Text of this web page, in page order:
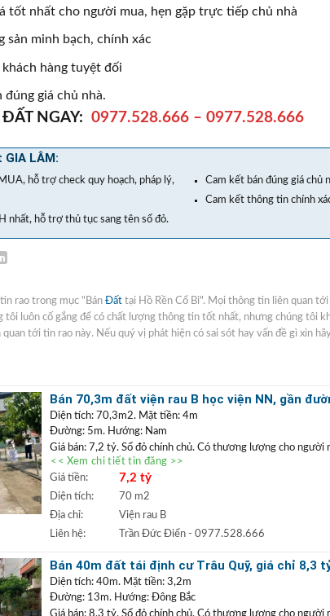
tốt nhất cho người mua, hẹn gặp trực tiếp chủ nhà
sản minh bạch, chính xác
hàng tuyệt đối
đúng giá chủ nhà.
NGAY: 0977.528.666– 0977.528.666
LÂM:
hỗ trợ check quy hoạch, pháp lý,
Cam kết bán đúng giá chủ
Cam kết thông tin chính
nhất, hỗ trợ thủ tục sang tên sổ đỏ.
rao trong mục "Bán Đất tại Hồ Rền Cổ Bi". Mọi thông tin liên quan
tôi luôn cố gắng để có chất lượng thông tin tốt nhất, nhưng chúng tôi
tới tin rao này. Nếu quý vị phát hiện có sai sót hay vấn đề gì xin
Bán 70,3m đất viện rau B học viện NN, gần
5 may 10 đang triển khai
Diện tích: 70,3m2. Mặt tiền: 4m
Đường: 5m. Hướng: Nam
Giá bán: 7,2 tỷ. Sổ đỏ chính chủ. Có thương lượng cho người
Vị trí: Bán đất khu viện rau B học viện Nông Nghiệp, khu
5, tổ 12 Thạch Bàn – Cổ Linh. Vị trí thoáng đãng, yên tĩnh,
tiền hoặc định cư lâu dài.
+++ Liên hệ xem đấtGỌI NGAY
+ TRẦN ĐỨC ĐIỂN:Chuyên bất động sản
Lâm.
+ Bất động sản TRẦN PHÚ: Nhận mua bán ký gửi nhà
ngân hàng lãi suất thấp.
<< Xem chi tiết tin đăng >>
Giá tiền:
7,2 tỷ
Diện tích:
70 m2
Địa chỉ:
Viện rau B
Liên hệ:
Trần Đức Điển- 0977.528.666
Bán 40m đất tái định cư Trâu Quỹ, giá chỉ 8,3
dài
Diện tích: 40m. Mặt tiền: 3,2m
Đường: 13m. Hướng: Đông Bắc
Giá bán: 8,3 tỷ. Sổ đỏ chính chủ. Có thương lượng cho người